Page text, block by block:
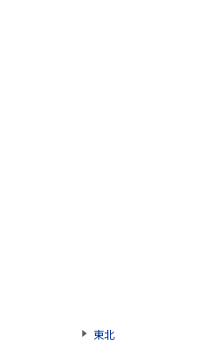
東北